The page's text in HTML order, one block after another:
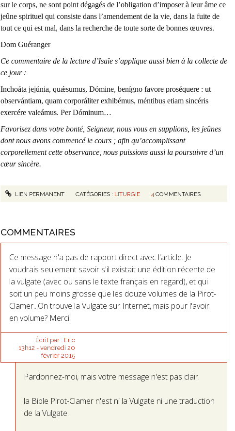
sur le corps, ne sont point dégagés de l’obligation d’imposer à leur âme ce
jeûne spirituel qui consiste dans l’amendement de la vie, dans la fuite de
tout ce qui est mal, dans la recherche de toute sorte de bonnes œuvres.
Dom Guéranger
Ce commentaire de la lecture d’Isaïe s’applique aussi bien à la collecte de
ce jour :
Inchoáta jejúnia, quǽsumus, Dómine, benígno favore proséquere : ut
observántiam, quam corporáliter exhibémus, méntibus etiam sincéris
exercére valeámus. Per Dóminum…
Favorisez dans votre bonté, Seigneur, nous vous en supplions, les jeûnes
dont nous avons commencé le cours ; afin qu’accomplissant
corporellement cette observance, nous puissions aussi la poursuivre d’un
cœur sincère.
LIEN PERMANENT CATÉGORIES : LITURGIE 4 COMMENTAIRES
COMMENTAIRES
Ce message n'a pas de rapport direct avec l'article. Je
voudrais seulement savoir s'il existait une édition récente de
la vulgate (avec ou sans le texte français en regard), et qui
soit un peu moins grosse que les douze volumes de la Pirot-
Clamer...On trouve la Vulgate sur Internet, mais pour l'avoir
en volume? Merci.
Écrit par : Eric
13h12 - vendredi 20
février 2015
Pardonnez-moi, mais votre message n'est pas clair.
la Bible Pirot-Clamer n'est ni la Vulgate ni une traduction
de la Vulgate.